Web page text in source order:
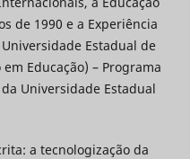
de 1990 e a Experiência
Estadual de
Educação) – Programa
Universidade Estadual
a tecnologização da